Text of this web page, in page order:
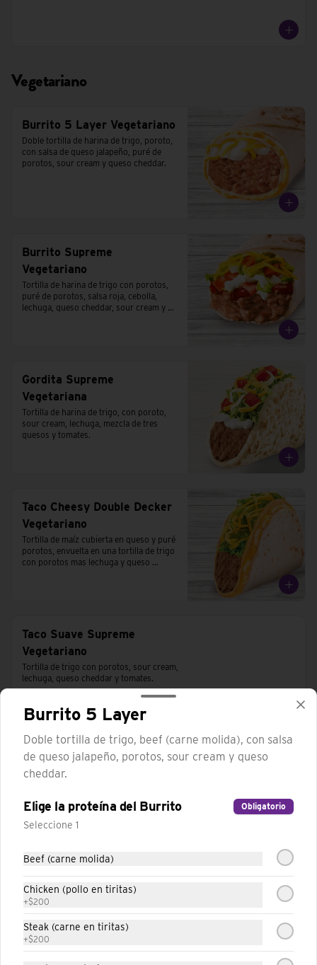
Vegetariano
Burrito 5 Layer Vegetariano
Doble tortilla de harina de trigo, poroto,
con salsa de queso jalapeño, puré de
porotos, sour cream y queso cheddar.
Burrito Supreme
Vegetariano
Tortilla de harina de trigo con porotos,
puré de porotos, salsa roja, cebolla,
lechuga, queso cheddar, sour cream y
Gordita Supreme
Vegetariana
Tortilla de harina de trigo, con poroto,
sour cream, lechuga, mezcla de tres
quesos y tomates.
Taco Cheesy Double Decker
Vegetariano
Tortilla de maíz cubierta en queso y puré
porotos, envuelta en una tortilla de trigo
con porotos mas lechuga y queso
Taco Suave Supreme
Vegetariano
Tortilla de trigo con porotos, sour cream,
lechuga, queso cheddar y tomates.
Conócenos
Trabaja con nosotros
Burrito 5 Layer
Doble tortilla de trigo, beef (carne molida), con salsa
de queso jalapeño, porotos, sour cream y queso
cheddar.
Elige la proteína del Burrito Obligatorio
Seleccione 1
Beef (carne molida)
Chicken (pollo en tiritas)
+$200
Steak (carne en tiritas)
+$200